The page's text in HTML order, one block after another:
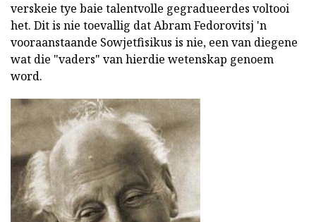
verskeie tye baie talentvolle gegradueerdes voltooi
het. Dit is nie toevallig dat Abram Fedorovitsj 'n
vooraanstaande Sowjetfisikus is nie, een van diegene
wat die "vaders" van hierdie wetenskap genoem
word.